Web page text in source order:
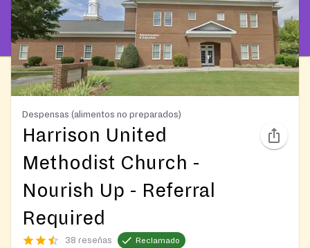
Despensas (alimentos no preparados)
Harrison United
Methodist Church -
Nourish Up - Referral
Required
38 reseñas Reclamado